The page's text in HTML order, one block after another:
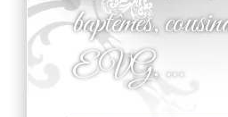
baptêmes,
EVG, …